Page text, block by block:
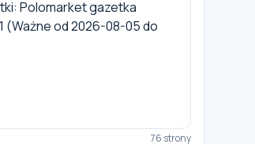
76 strony